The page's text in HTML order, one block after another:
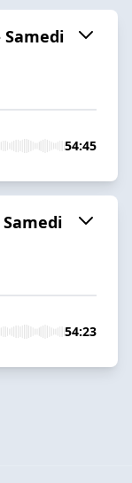
Samedi
54:45
54:23